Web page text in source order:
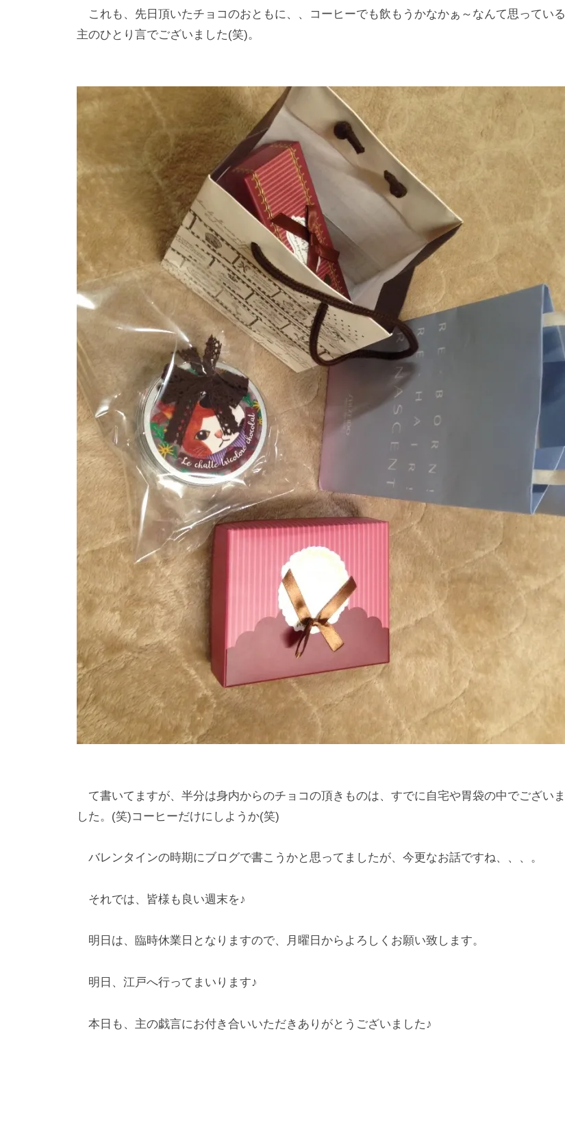
これも、先日頂いたチョコのおともに、、コーヒーでも飲もうかなかぁ～なんて思っている
主のひとり言でございました(笑)。
て書いてますが、半分は身内からのチョコの頂きものは、すでに自宅や胃袋の中でございま
した。(笑)コーヒーだけにしようか(笑)
バレンタインの時期にブログで書こうかと思ってましたが、今更なお話ですね、、、。
それでは、皆様も良い週末を♪
明日は、臨時休業日となりますので、月曜日からよろしくお願い致します。
明日、江戸へ行ってまいります♪
本日も、主の戯言にお付き合いいただきありがとうございました♪